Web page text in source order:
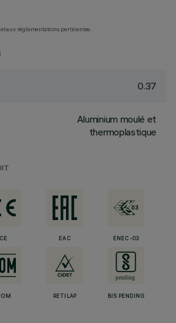
aux réglementations pertinentes.
0.37
Aluminium moulé et
thermoplastique
CE EAC ENEC-03
RETILAP BIS PENDING